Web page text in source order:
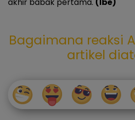
Bagaimana reaksi
artikel